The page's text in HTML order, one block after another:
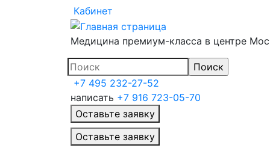
Кабинет
Медицина премиум-класса в центре
+7 495 232-27-52
написать +7 916 723-05-70
Оставьте заявку
Главное меню
Оставьте заявку